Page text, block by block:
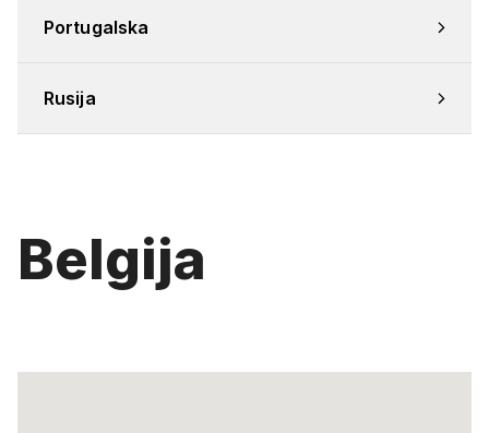
Portugalska
Rusija
Belgija